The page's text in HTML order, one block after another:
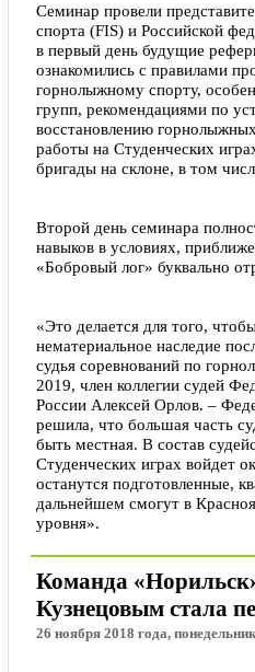
Семинар провели
спорта (FIS) и Российской
в первый день будущие
ознакомились с правилами
горнолыжному спорту,
групп, рекомендациями по
восстановлению
работы на Студенческих
бригады на склоне, в том
Второй день семинара
навыков в условиях,
«Бобровый лог» буквально
«Это делается для того,
нематериальное наследие
судья соревнований по
2019, член коллегии судей
России Алексей Орлов. –
решила, что большая часть
быть местная. В состав
Студенческих играх войдет
останутся подготовленные,
дальнейшем смогут в
уровня».
Команда
Кузнецовым стала
26 ноября 2018 года,